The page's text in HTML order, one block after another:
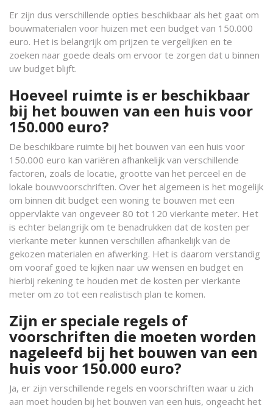
Er zijn dus verschillende opties beschikbaar als het gaat om
bouwmaterialen voor huizen met een budget van 150.000
euro. Het is belangrijk om prijzen te vergelijken en te
zoeken naar goede deals om ervoor te zorgen dat u binnen
uw budget blijft.
Hoeveel ruimte is er beschikbaar
bij het bouwen van een huis voor
150.000 euro?
De beschikbare ruimte bij het bouwen van een huis voor
150.000 euro kan variëren afhankelijk van verschillende
factoren, zoals de locatie, grootte van het perceel en de
lokale bouwvoorschriften. Over het algemeen is het mogelijk
om binnen dit budget een woning te bouwen met een
oppervlakte van ongeveer 80 tot 120 vierkante meter. Het
is echter belangrijk om te benadrukken dat de kosten per
vierkante meter kunnen verschillen afhankelijk van de
gekozen materialen en afwerking. Het is daarom verstandig
om vooraf goed te kijken naar uw wensen en budget en
hierbij rekening te houden met de kosten per vierkante
meter om zo tot een realistisch plan te komen.
Zijn er speciale regels of
voorschriften die moeten worden
nageleefd bij het bouwen van een
huis voor 150.000 euro?
Ja, er zijn verschillende regels en voorschriften waar u zich
aan moet houden bij het bouwen van een huis, ongeacht het